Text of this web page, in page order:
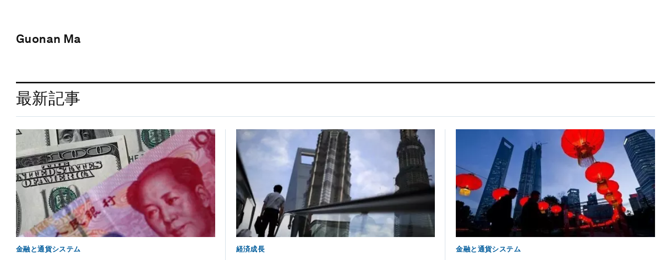
Guonan Ma
最新記事
金融と通貨システム 経済成長 金融と通貨システム